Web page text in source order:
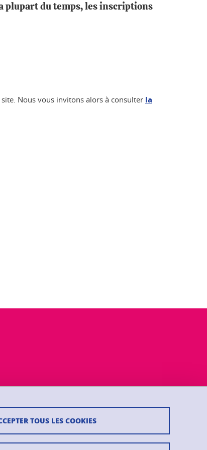
plupart du temps, les inscriptions
Nous vous invitons alors à consulter la
TOUS LES COOKIES